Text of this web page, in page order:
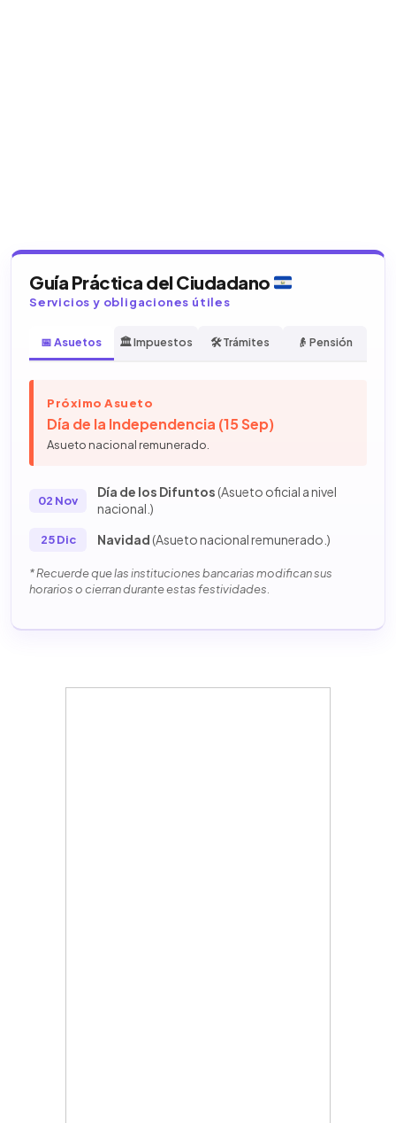
Guía Práctica del Ciudadano
Servicios y obligaciones útiles
📅 Asuetos 🏛️ Impuestos 🛠️ Trámites 👴 Pensión
Próximo Asueto
Día de la Independencia (15 Sep)
Asueto nacional remunerado.
02 Nov
Día de los Difuntos(Asueto oficial a nivel
nacional.)
25 Dic Navidad(Asueto nacional remunerado.)
* Recuerde que las instituciones bancarias modifican sus
horarios o cierran durante estas festividades.